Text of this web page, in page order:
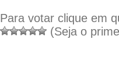
Para votar clique em
(Seja o